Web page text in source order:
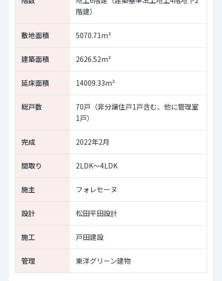
階建）
敷地面積 5070.71m²
建築面積 2626.52m²
延床面積 14009.33m²
総戸数
70戸（非分譲住戸1戸含む、他に管理室
1戸）
完成 2022年2月
間取り 2LDK～4LDK
施主 フォレセーヌ
設計 松田平田設計
施工 戸田建設
管理 東洋グリーン建物